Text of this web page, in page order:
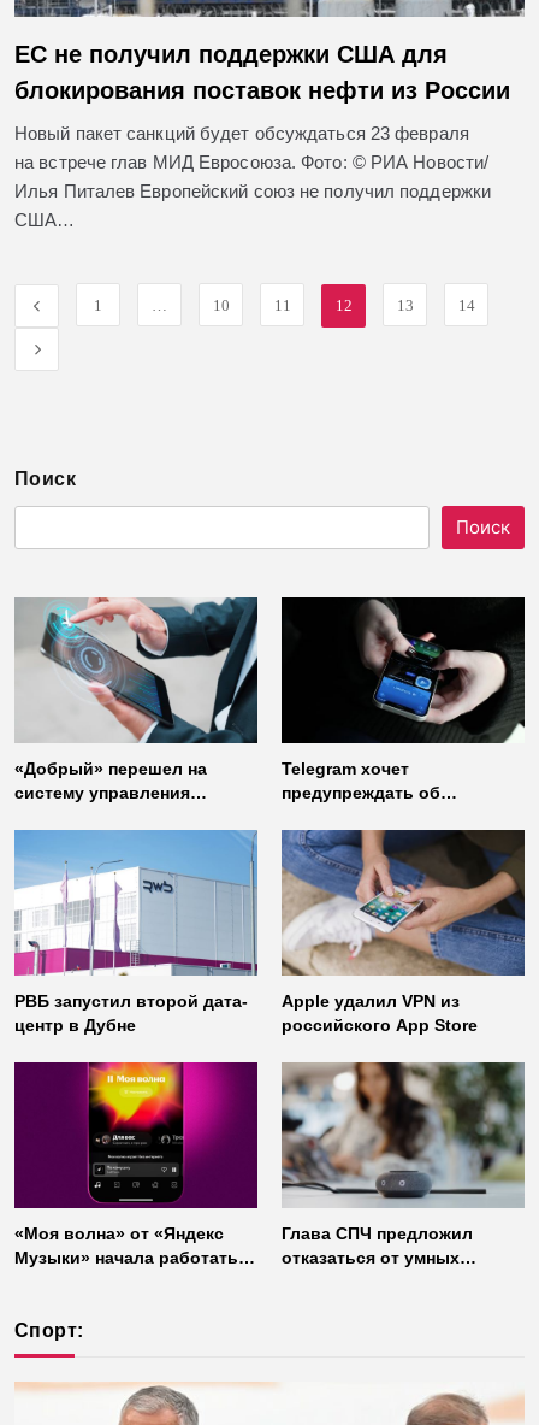
ЕС не получил поддержки США для
блокирования поставок нефти из России
Новый пакет санкций будет обсуждаться 23 февраля
на встрече глав МИД Евросоюза. Фото: © РИА Новости/
Илья Питалев Европейский союз не получил поддержки
США…
1 10 11 12 13 14
Поиск
Поиск
«Добрый» перешел на
систему управления
Telegram хочет
предупреждать об
неофициальных клиентов
мессенджера
РВБ запустил второй дата-
центр в Дубне
Apple удалил VPN из
российского App Store
«Моя волна» от «Яндекс
Музыки» начала работать
Глава СПЧ предложил
отказаться от умных
Спорт: